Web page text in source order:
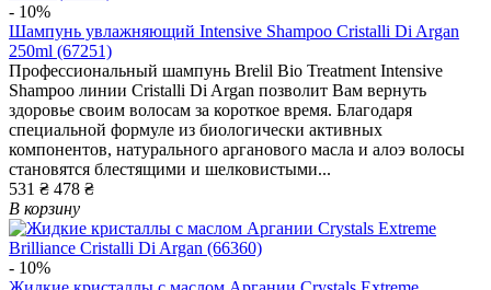
- 10%
Шампунь увлажняющий Intensive Shampoo Cristalli Di Argan
250ml (67251)
Профессиональный шампунь Brelil Bio Treatment Intensive
Shampoo линии Cristalli Di Argan позволит Вам вернуть
здоровье своим волосам за короткое время. Благодаря
специальной формуле из биологически активных
компонентов, натурального арганового масла и алоэ волосы
становятся блестящими и шелковистыми...
531 ₴ 478 ₴
В корзину
- 10%